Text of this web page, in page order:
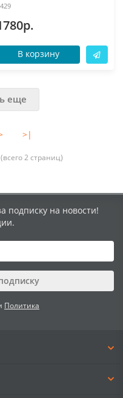
В корзину
еще
>|
2 страниц)
подписку на новости!
Политика